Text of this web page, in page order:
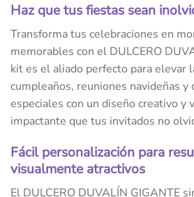
Haz que tus fiestas sean
Transforma tus celebraciones en
memorables con el DULCERO
kit es el aliado perfecto para elevar
cumpleaños, reuniones navideñas y
especiales con un diseño creativo y
impactante que tus invitados no
Fácil personalización para
visualmente atractivos
El DULCERO DUVALÍN GIGANTE